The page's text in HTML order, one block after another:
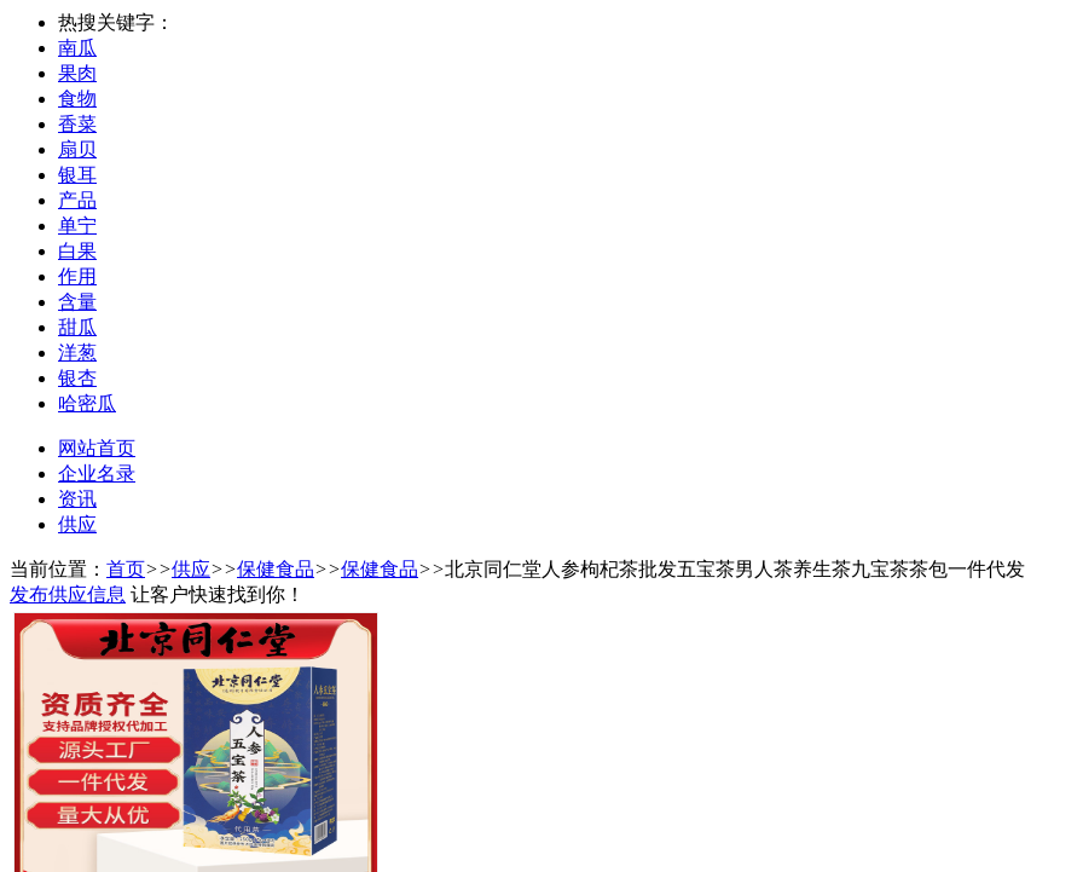
热搜关键字：
南瓜
果肉
食物
香菜
扇贝
银耳
产品
单宁
白果
作用
含量
甜瓜
洋葱
银杏
哈密瓜
网站首页
企业名录
资讯
供应
当前位置： 首页>>供应>>保健食品>>保健食品>>北京同仁堂人参枸杞茶批发五宝茶男人茶养生茶九宝茶茶包一件代发
发布供应信息 让客户快速找到你！